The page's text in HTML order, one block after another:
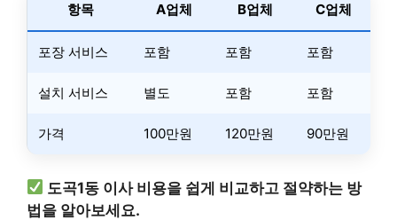
항목 A업체 B업체 C업체
포장 서비스 포함 포함 포함
설치 서비스 별도 포함 포함
가격 100만원 120만원 90만원
도곡1동 이사 비용을 쉽게 비교하고 절약하는 방
법을 알아보세요.